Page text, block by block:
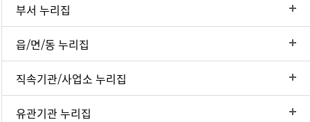
부서 누리집
읍/면/동 누리집
직속기관/사업소 누리집
유관기관 누리집